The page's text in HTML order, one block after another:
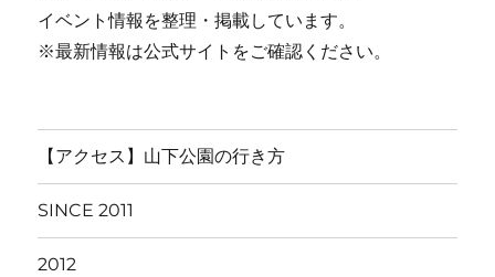
イベント情報を整理・掲載しています。
※最新情報は公式サイトをご確認ください。
【アクセス】山下公園の行き方
SINCE 2011
2012